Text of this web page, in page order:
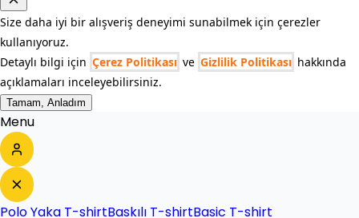
Size daha iyi bir alışveriş deneyimi sunabilmek için çerezler
kullanıyoruz.
Detaylı bilgi için Çerez Politikası ve Gizlilik Politikası hakkında
açıklamaları inceleyebilirsiniz.
Tamam, Anladım
Menu
Polo Yaka T-shirtBaskılı T-shirtBasic T-shirt